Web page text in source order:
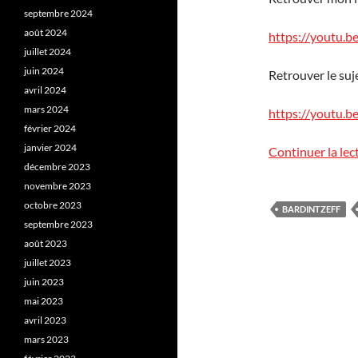
https://
Retrouver le
https://
Continuer la
BARDINTZEFF
septembre 2024
août 2024
juillet 2024
juin 2024
avril 2024
mars 2024
février 2024
janvier 2024
décembre 2023
novembre 2023
octobre 2023
septembre 2023
août 2023
juillet 2023
juin 2023
mai 2023
avril 2023
mars 2023